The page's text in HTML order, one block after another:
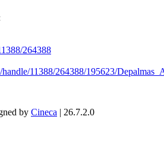
264388
11388/264388/195623/
by Cineca | 26.7.2.0